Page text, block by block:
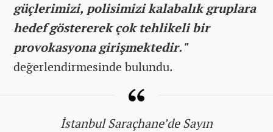
güçlerimizi, polisimizi kalabalık gruplara
hedef göstererek çok tehlikeli bir
provokasyona girişmektedir."
değerlendirmesinde bulundu.
İstanbul Saraçhane’de Sayın